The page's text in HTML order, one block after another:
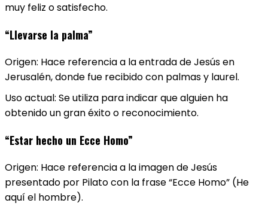
muy feliz o satisfecho.
“Llevarse la palma”
Origen: Hace referencia a la entrada de Jesús en
Jerusalén, donde fue recibido con palmas y laurel.
Uso actual: Se utiliza para indicar que alguien ha
obtenido un gran éxito o reconocimiento.
“Estar hecho un Ecce Homo”
Origen: Hace referencia a la imagen de Jesús
presentado por Pilato con la frase “Ecce Homo” (He
aquí el hombre).